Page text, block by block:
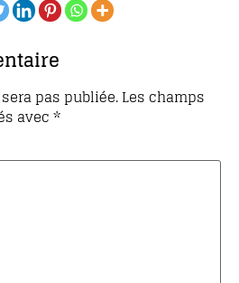
pas publiée.Les champs
avec*